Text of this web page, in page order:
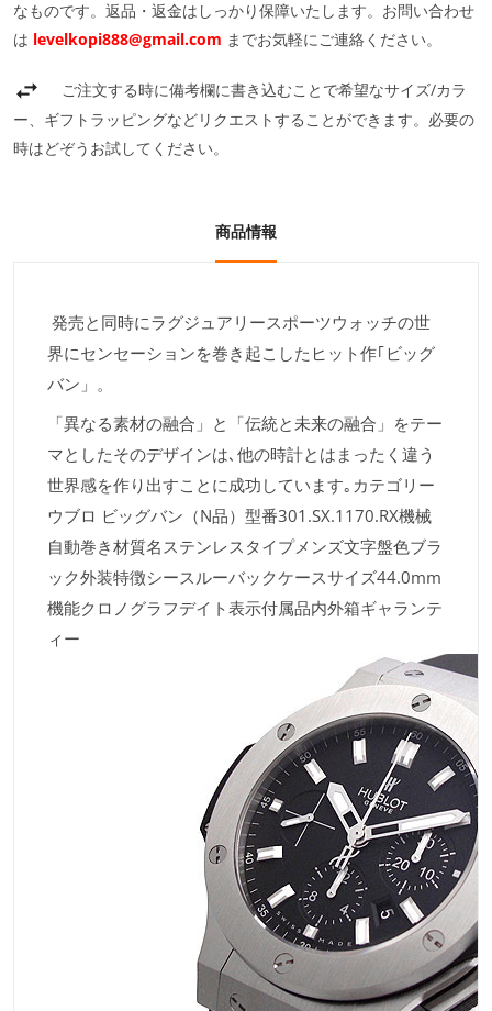
なものです。返品・返金はしっかり保障いたします。お問い合わせ
は levelkopi888@gmail.com までお気軽にご連絡ください。
ご注文する時に備考欄に書き込むことで希望なサイズ/カラ
ー、ギフトラッピングなどリクエストすることができます。必要の
時はどぞうお試してください。
商品情報
発売と同時にラグジュアリースポーツウォッチの世
界にセンセーションを巻き起こしたヒット作｢ビッグ
バン」。
「異なる素材の融合」と「伝統と未来の融合」をテー
マとしたそのデザインは､他の時計とはまったく違う
世界感を作り出すことに成功しています｡カテゴリー
ウブロ ビッグバン（N品）型番301.SX.1170.RX機械
自動巻き材質名ステンレスタイプメンズ文字盤色ブラ
ック外装特徴シースルーバックケースサイズ44.0mm
機能クロノグラフデイト表示付属品内外箱ギャランテ
ィー